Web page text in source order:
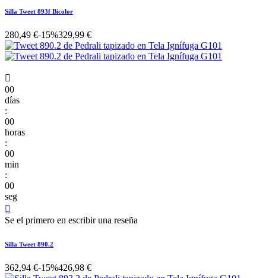
Silla Tweet 893f Bicolor
280,49 €-15%329,99 €

00
días
:
00
horas
:
00
min
:
00
seg

Se el primero en escribir una reseña
Silla Tweet 890.2
362,94 €-15%426,98 €